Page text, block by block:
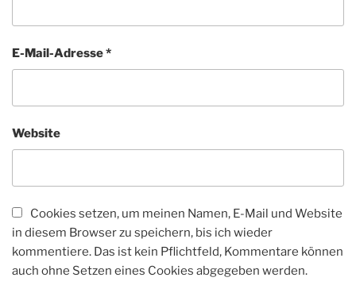
E-Mail-Adresse*
Website
Cookies setzen, um meinen Namen, E-Mail und Website
in diesem Browser zu speichern, bis ich wieder
kommentiere. Das ist kein Pflichtfeld, Kommentare können
auch ohne Setzen eines Cookies abgegeben werden.